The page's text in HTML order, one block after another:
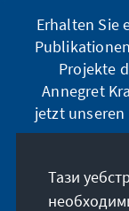
Erhalten Sie
Projekte
Annegret
jetzt
Тази